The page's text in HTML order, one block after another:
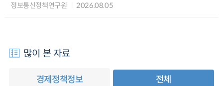
정보통신정책연구원 2026.08.05
많이 본 자료
경제정책정보 전체